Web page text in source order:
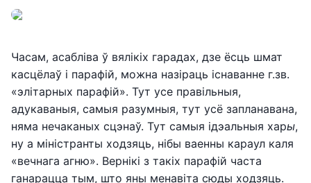
Часам, асабліва ў вялікіх гарадах, дзе ёсць шмат
касцёлаў і парафій, можна назіраць існаванне г.зв.
«элітарных парафій». Тут усе правільныя,
адукаваныя, самыя разумныя, тут усё запланавана,
няма нечаканых сцэнаў. Тут самыя ідэальныя хары,
ну а міністранты ходзяць, нібы ваенны караул каля
«вечнага агню». Вернікі з такіх парафій часта
ганарацца тым, што яны менавіта сюды ходзяць.